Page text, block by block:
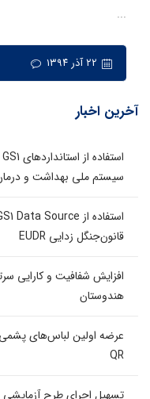
...
آخرین اخبار
سیستم ملی بهداشت و
قانون‌جنگل زدایی EUDR
افزایش شفافیت و کارایی
هندوستان
عرضه اولین لباس‌های پشمی
QR